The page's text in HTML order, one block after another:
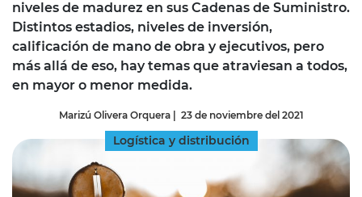
niveles de madurez en sus Cadenas de Suministro.
Distintos estadios, niveles de inversión,
calificación de mano de obra y ejecutivos, pero
más allá de eso, hay temas que atraviesan a todos,
en mayor o menor medida.
Marizú Olivera Orquera| 23 de noviembre del 2021
Logística y distribución